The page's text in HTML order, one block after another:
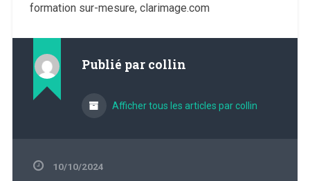
formation sur-mesure, clarimage.com
Publié par collin
Afficher tous les articles par collin
10/10/2024